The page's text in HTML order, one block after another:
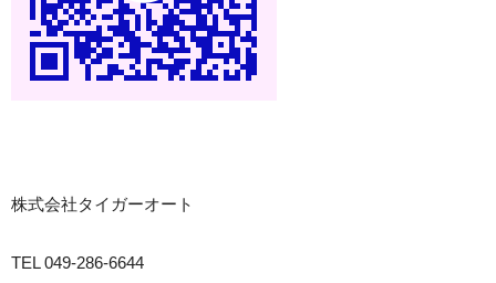
株式会社タイガーオート
TEL 049-286-6644